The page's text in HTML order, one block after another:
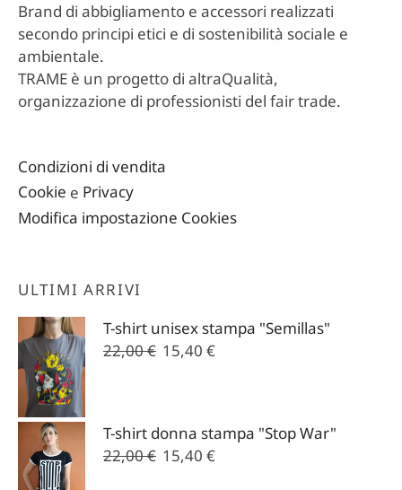
Brand di abbigliamento e accessori realizzati
secondo principi etici e di sostenibilità sociale e
ambientale.
TRAME è un progetto di altraQualità,
organizzazione di professionisti del fair trade.
Condizioni di vendita
Cookie e Privacy
Modifica impostazione Cookies
ULTIMI ARRIVI
T-shirt unisex stampa "Semillas"
22,00€ Il
22,00 €.
15,40 €
15,40 €.
T-shirt donna stampa "Stop War"
22,00€ Il
15,40 €